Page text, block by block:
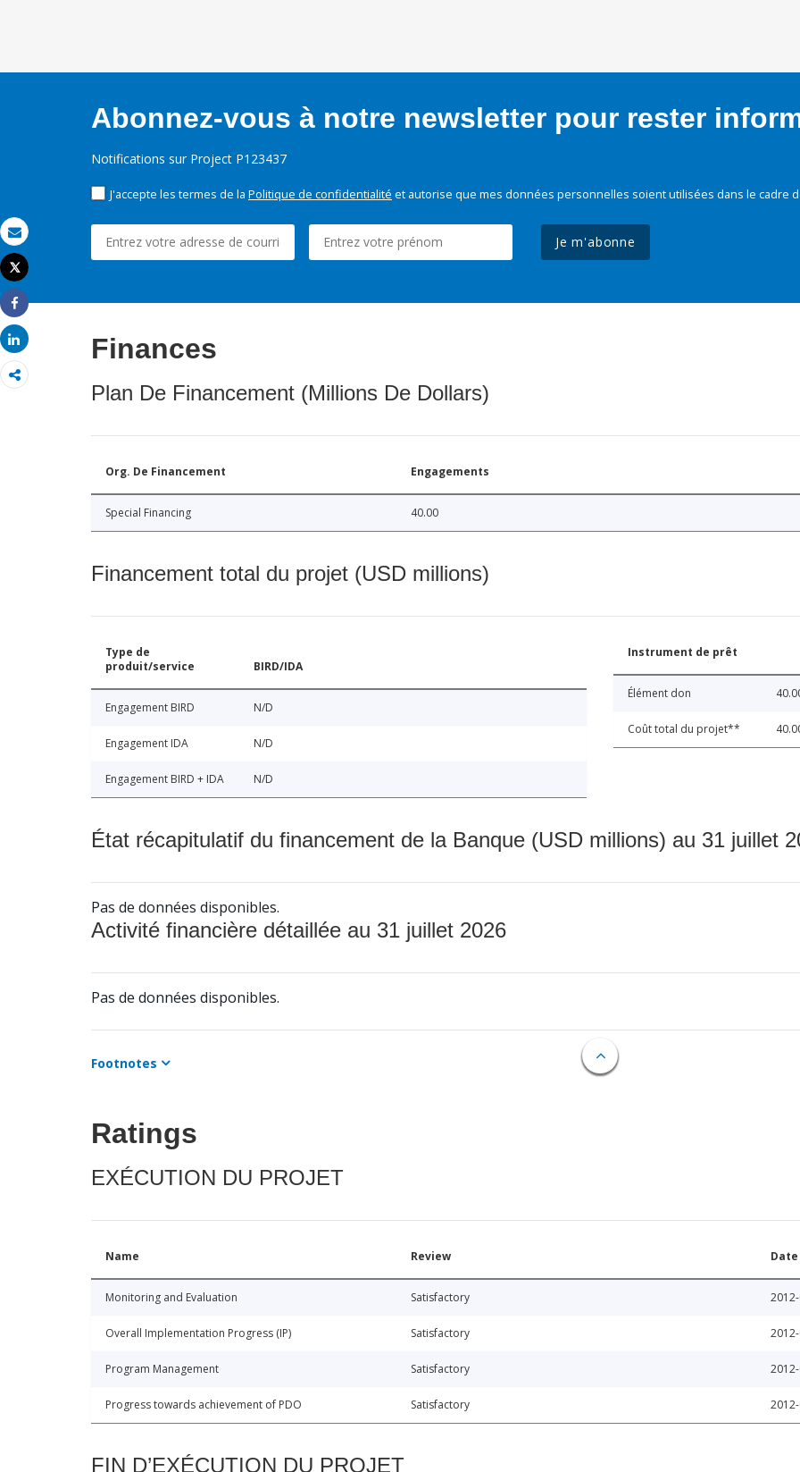
Email
Imprimer
Tweet
Share
Share
Abonnez-vous à notre newsletter pour rester
Notifications sur Project P123437
J'accepte les termes de la Politique de confidentialité et autorise que mes données personnelles soient utilisées dans le cadre
Je m'abonne
Finances
Plan De Financement (Millions De Dollars)
Org. De Financement Engagements
Special Financing 40.00
Financement total du projet (USD millions)
Type de
produit/service
BIRD/IDA
Engagement BIRD N/D
Engagement IDA N/D
Engagement BIRD + IDA N/D
Instrument de prêt
Élément don
Coût total du projet**
État récapitulatif du financement de la Banque (USD millions) au 31 juillet
Pas de données disponibles.
Activité financière détaillée au 31 juillet 2026
Pas de données disponibles.
Footnotes
Ratings
EXÉCUTION DU PROJET
Name Review Date
Monitoring and Evaluation Satisfactory
Overall Implementation Progress (IP) Satisfactory
Program Management Satisfactory
Progress towards achievement of PDO Satisfactory
FIN D’EXÉCUTION DU PROJET